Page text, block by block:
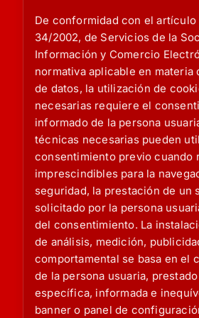
De conformidad con el artículo
34/2002, de Servicios de la
Información y Comercio
normativa aplicable en materia
de datos, la utilización de
necesarias requiere el
informado de la persona
técnicas necesarias pueden
consentimiento previo cuando
imprescindibles para la
seguridad, la prestación de un
solicitado por la persona
del consentimiento. La
de análisis, medición,
comportamental se basa en el
de la persona usuaria,
específica, informada e
banner o panel de